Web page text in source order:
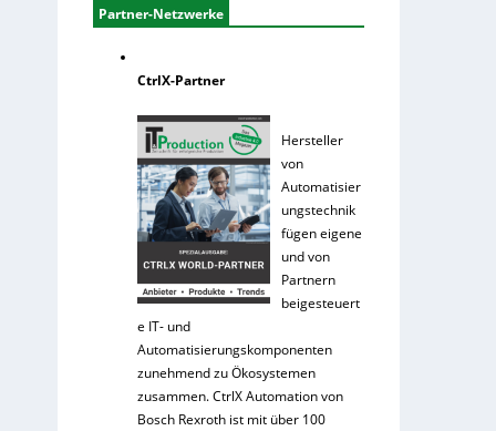
Partner-Netzwerke
CtrlX-Partner
Hersteller
von
Automatisier
ungstechnik
fügen eigene
und von
Partnern
beigesteuert
e IT- und
Automatisierungskomponenten
zunehmend zu Ökosystemen
zusammen. CtrlX Automation von
Bosch Rexroth ist mit über 100